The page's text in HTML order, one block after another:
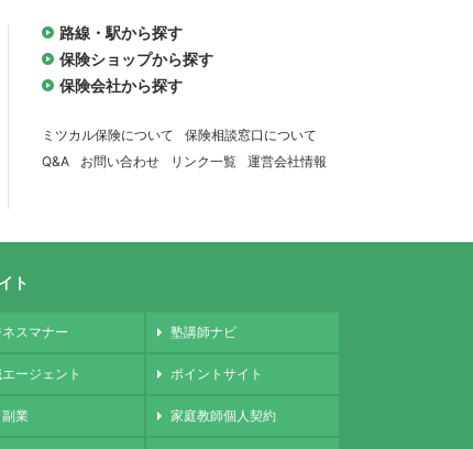
路線・駅から探す
保険ショップから探す
保険会社から探す
ミツカル保険について
保険相談窓口について
Q&A
お問い合わせ リンク一覧 運営会社情報
ト
ネスマナー 塾講師ナビ
ージェント ポイントサイト
業 家庭教師個人契約